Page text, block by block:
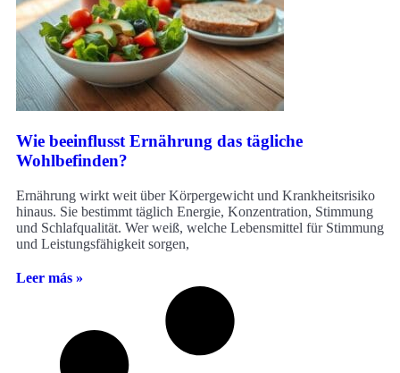
Wie beeinflusst Ernährung das tägliche
Wohlbefinden?
Ernährung wirkt weit über Körpergewicht und Krankheitsrisiko
hinaus. Sie bestimmt täglich Energie, Konzentration, Stimmung
und Schlafqualität. Wer weiß, welche Lebensmittel für Stimmung
und Leistungsfähigkeit sorgen,
Leer más »